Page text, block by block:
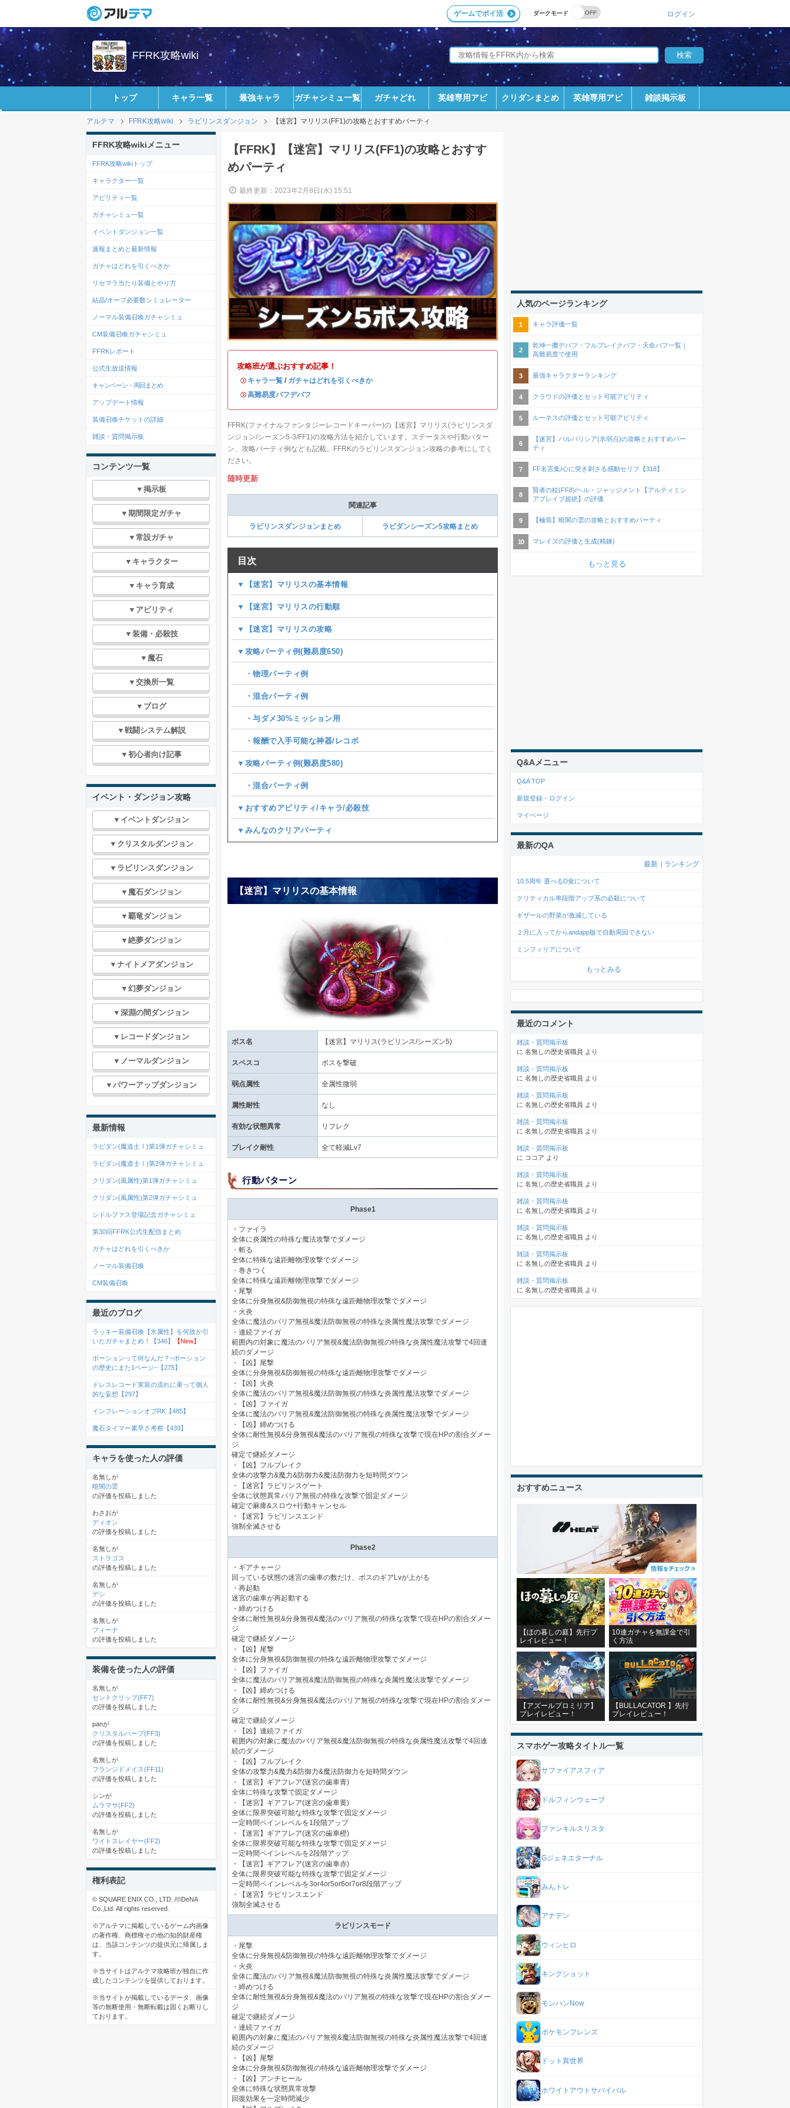
ダークモード
ゲームでポイ活 ログイン
FFRK攻略wiki
トップ キャラ一覧 最強キャラ ガチャシミュ一覧 ガチャどれ 英雄専用アビ クリダンまとめ 英雄専用アビ 雑談掲示板
アルテマ FFRK攻略wiki ラビリンスダンジョン 【迷宮】マリリス(FF1)の攻略とおすすめパーティ
【FFRK】【迷宮】マリリス(FF1)の攻略とおすす
めパーティ
最終更新：2023年2月8日(水) 15:51
攻略班が選ぶおすすめ記事！
・ キャラ一覧 / ガチャはどれを引くべきか
・高難易度バフデバフ
FFRK(ファイナルファンタジーレコードキーパー)の【迷宮】マリリス(ラビリンスダ
ンジョン/シーズン5-3/FF1)の攻略方法を紹介しています。ステータスや行動パター
ン、攻略パーティ例なども記載。FFRKのラビリンスダンジョン攻略の参考にしてく
ださい。
随時更新
関連記事
ラビリンスダンジョンまとめ ラビダンシーズン5攻略まとめ
目次
▼【迷宮】マリリスの基本情報
▼【迷宮】マリリスの行動順
▼【迷宮】マリリスの攻略
▼攻略パーティ例(難易度650)
・物理パーティ例
・混合パーティ例
・与ダメ30%ミッション用
・報酬で入手可能な神器/レコボ
▼攻略パーティ例(難易度580)
・混合パーティ例
▼おすすめアビリティ/キャラ/必殺技
▼みんなのクリアパーティ
【迷宮】マリリスの基本情報
ボス名 【迷宮】マリリス(ラビリンス/シーズン5)
スペスコ ボスを撃破
弱点属性 全属性微弱
属性耐性 なし
有効な状態異常 リフレク
ブレイク耐性 全て軽減Lv7
行動パターン
Phase1
・ファイラ
全体に炎属性の特殊な魔法攻撃でダメージ
・斬る
全体に特殊な遠距離物理攻撃でダメージ
・巻きつく
全体に特殊な遠距離物理攻撃でダメージ
・尾撃
全体に分身無視&防御無視の特殊な遠距離物理攻撃でダメージ
・火炎
全体に魔法のバリア無視&魔法防御無視の特殊な炎属性魔法攻撃でダメージ
・連続ファイガ
範囲内の対象に魔法のバリア無視&魔法防御無視の特殊な炎属性魔法攻撃で4回連
続のダメージ
・【凶】尾撃
全体に分身無視&防御無視の特殊な遠距離物理攻撃でダメージ
・【凶】火炎
全体に魔法のバリア無視&魔法防御無視の特殊な炎属性魔法攻撃でダメージ
・【凶】ファイガ
全体に魔法のバリア無視&魔法防御無視の特殊な炎属性魔法攻撃でダメージ
・【凶】締めつける
全体に耐性無視&分身無視&魔法のバリア無視の特殊な攻撃で現在HPの割合ダメー
ジ
確定で継続ダメージ
・【凶】フルブレイク
全体の攻撃力&魔力&防御力&魔法防御力を短時間ダウン
・【迷宮】ラビリンスゲート
全体に状態異常バリア無視の特殊な攻撃で固定ダメージ
確定で麻痺&スロウ+行動キャンセル
・【迷宮】ラビリンスエンド
強制全滅させる
Phase2
・ギアチャージ
回っている状態の迷宮の歯車の数だけ、ボスのギアLvが上がる
・再起動
迷宮の歯車が再起動する
・締めつける
全体に耐性無視&分身無視&魔法のバリア無視の特殊な攻撃で現在HPの割合ダメー
ジ
確定で継続ダメージ
・【凶】尾撃
全体に分身無視&防御無視の特殊な遠距離物理攻撃でダメージ
・【凶】ファイガ
全体に魔法のバリア無視&魔法防御無視の特殊な炎属性魔法攻撃でダメージ
・【凶】締めつける
全体に耐性無視&分身無視&魔法のバリア無視の特殊な攻撃で現在HPの割合ダメー
ジ
確定で継続ダメージ
・【凶】連続ファイガ
範囲内の対象に魔法のバリア無視&魔法防御無視の特殊な炎属性魔法攻撃で4回連
続のダメージ
・【凶】フルブレイク
全体の攻撃力&魔力&防御力&魔法防御力を短時間ダウン
・【迷宮】ギアフレア(迷宮の歯車青)
全体に特殊な攻撃で固定ダメージ
・【迷宮】ギアフレア(迷宮の歯車黄)
全体に限界突破可能な特殊な攻撃で固定ダメージ
一定時間ペインレベルを1段階アップ
・【迷宮】ギアフレア(迷宮の歯車橙)
全体に限界突破可能な特殊な攻撃で固定ダメージ
一定時間ペインレベルを2段階アップ
・【迷宮】ギアフレア(迷宮の歯車赤)
全体に限界突破可能な特殊な攻撃で固定ダメージ
一定時間ペインレベルを3or4or5or6or7or8段階アップ
・【迷宮】ラビリンスエンド
強制全滅させる
ラビリンスモード
・尾撃
全体に分身無視&防御無視の特殊な遠距離物理攻撃でダメージ
・火炎
全体に魔法のバリア無視&魔法防御無視の特殊な炎属性魔法攻撃でダメージ
・締めつける
全体に耐性無視&分身無視&魔法のバリア無視の特殊な攻撃で現在HPの割合ダメー
ジ
確定で継続ダメージ
・連続ファイガ
範囲内の対象に魔法のバリア無視&魔法防御無視の特殊な炎属性魔法攻撃で4回連
続のダメージ
・【凶】尾撃
全体に分身無視&防御無視の特殊な遠距離物理攻撃でダメージ
・【凶】アンチヒール
全体に特殊な状態異常攻撃
回復効果を一定時間減少
FFRK攻略wikiメニュー
FFRK攻略wikiトップ
キャラクター一覧
アビリティ一覧
ガチャシミュ一覧
イベントダンジョン一覧
速報まとめと最新情報
ガチャはどれを引くべきか
リセマラ当たり装備とやり方
結晶/オーブ必要数シミュレーター
ノーマル装備召喚ガチャシミュ
CM装備召喚ガチャシミュ
FFRKレポート
公式生放送情報
キャンペーン・周回まとめ
アップデート情報
装備召喚チケットの詳細
雑談・質問掲示板
コンテンツ一覧
▼掲示板
▼期間限定ガチャ
▼常設ガチャ
▼キャラクター
▼キャラ育成
▼アビリティ
▼装備・必殺技
▼魔石
▼交換所一覧
▼ブログ
▼戦闘システム解説
▼初心者向け記事
イベント・ダンジョン攻略
▼イベントダンジョン
▼クリスタルダンジョン
▼ラビリンスダンジョン
▼魔石ダンジョン
▼覇竜ダンジョン
▼絶夢ダンジョン
▼ナイトメアダンジョン
▼幻夢ダンジョン
▼深淵の間ダンジョン
▼レコードダンジョン
▼ノーマルダンジョン
▼パワーアップダンジョン
最新情報
ラビダン(魔道士Ⅰ)第1弾ガチャシミュ
ラビダン(魔道士Ⅰ)第2弾ガチャシミュ
クリダン(風属性)第1弾ガチャシミュ
クリダン(風属性)第2弾ガチャシミュ
シドルファス登場記念ガチャシミュ
第30回FFRK公式生配信まとめ
ガチャはどれを引くべきか
ノーマル装備召喚
CM装備召喚
最近のブログ
ラッキー装備召喚【氷属性】を何故か引
いたガチャまとめ！【346】
【New】
ポーションって何なんだ？~ポーション
の歴史にまた1ページ~【275】
ドレスレコード実装の流れに乗って個人
的な妄想【297】
インフレーションオブRK【485】
魔石タイマー素早さ考察【439】
キャラを使った人の評価
名無しが
暗闇の雲
の評価を投稿しました
わさおが
ディオン
の評価を投稿しました
名無しが
ストラゴス
の評価を投稿しました
名無しが
デシ
の評価を投稿しました
名無しが
フィーナ
の評価を投稿しました
装備を使った人の評価
名無しが
セントクリップ(FF7)
の評価を投稿しました
panが
クリスタルハープ(FF3)
の評価を投稿しました
名無しが
フランジドメイス(FF11)
の評価を投稿しました
シンが
ムラマサ(FF2)
の評価を投稿しました
名無しが
ワイトスレイヤー(FF2)
の評価を投稿しました
権利表記
© SQUARE ENIX CO., LTD. /©DeNA
Co.,Ltd. All rights reserved.
※アルテマに掲載しているゲーム内画像
の著作権、商標権その他の知的財産権
は、当該コンテンツの提供元に帰属しま
す。
※当サイトはアルテマ攻略班が独自に作
成したコンテンツを提供しております。
※当サイトが掲載しているデータ、画像
等の無断使用・無断転載は固くお断りし
ております。
人気のページランキング
キャラ評価一覧
乾坤一擲デバフ・フルブレイクバフ・天命バフ一覧｜
高難易度で使用
最強キャラクターランキング
クラウドの評価とセット可能アビリティ
ルーネスの評価とセット可能アビリティ
【迷宮】バルバリシア(氷弱点)の攻略とおすすめパー
ティ
FF名言集/心に突き刺さる感動セリフ【318】
賢者の杖(FF8)/ヘル・ジャッジメント【アルティミシ
アブレイブ超絶】の評価
【極焉】暗闇の雲の攻略とおすすめパーティ
マレイズの評価と生成(精錬)
もっと見る
Q&Aメニュー
Q&A TOP
新規登録・ログイン
マイページ
最新のQA
最新 ランキング
10.5周年 選べるD覚について
クリティカル率段階アップ系の必殺について
ギザールの野菜が激減している
２月に入ってからandapp版で自動周回できない
ミンフィリアについて
もっとみる
最近のコメント
雑談・質問掲示板
に 名無しの歴史省職員 より
雑談・質問掲示板
に 名無しの歴史省職員 より
雑談・質問掲示板
に 名無しの歴史省職員 より
雑談・質問掲示板
に 名無しの歴史省職員 より
雑談・質問掲示板
に ココア より
雑談・質問掲示板
に 名無しの歴史省職員 より
雑談・質問掲示板
に 名無しの歴史省職員 より
雑談・質問掲示板
に 名無しの歴史省職員 より
雑談・質問掲示板
に 名無しの歴史省職員 より
雑談・質問掲示板
に 名無しの歴史省職員 より
おすすめニュース
【ほの暮しの庭】先行プ
レイレビュー！
10連ガチャを無課金で引
く方法
【アズールプロミリア】
プレイレビュー！
【BULLACATOR 】先行
プレイレビュー！
スマホゲー攻略タイトル一覧
サファイアスフィア
ドルフィンウェーブ
ファンキルスリスタ
Gジェネエターナル
みんトレ
アナデン
ウィンヒロ
キングショット
モンハンNow
ポケモンフレンズ
ドット異世界
ホワイトアウトサバイバル